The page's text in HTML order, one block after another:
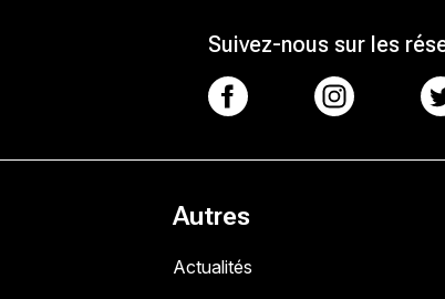
Suivez-nous sur les
Autres
Actualités